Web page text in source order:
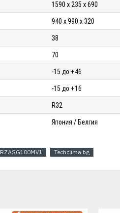
1590 x 235 x 690
940 x 990 x 320
38
70
-15 до +46
-15 до +16
R32
Япония / Белгия
RZASG100MV1 Techclima.bg